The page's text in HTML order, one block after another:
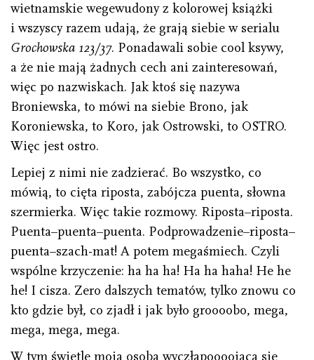
wietnamskie wegewudony z kolorowej książki
i wszyscy razem udają, że grają siebie w serialu
Grochowska 123/37. Ponadawali sobie cool ksywy,
a że nie mają żadnych cech ani zainteresowań,
więc po nazwiskach. Jak ktoś się nazywa
Broniewska, to mówi na siebie Brono, jak
Koroniewska, to Koro, jak Ostrowski, to OSTRO.
Więc jest ostro.
Lepiej z nimi nie zadzierać. Bo wszystko, co
mówią, to cięta riposta, zabójcza puenta, słowna
szermierka. Więc takie rozmowy. Riposta–riposta.
Puenta–puenta–puenta. Podprowadzenie–riposta–
puenta–szach-mat! A potem megaśmiech. Czyli
wspólne krzyczenie: ha ha ha! Ha ha haha! He he
he! I cisza. Zero dalszych tematów, tylko znowu co
kto gdzie był, co zjadł i jak było groooobo, mega,
mega, mega, mega.
W tym świetle moja osoba wyczłapoooojąca się